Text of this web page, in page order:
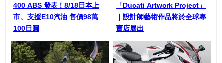
400 ABS 發表！8/18日本上
市、支援E10汽油 售價98萬
100日圓
「Ducati Artwork Project」
｜設計師藝術作品將於全球專
賣店展出